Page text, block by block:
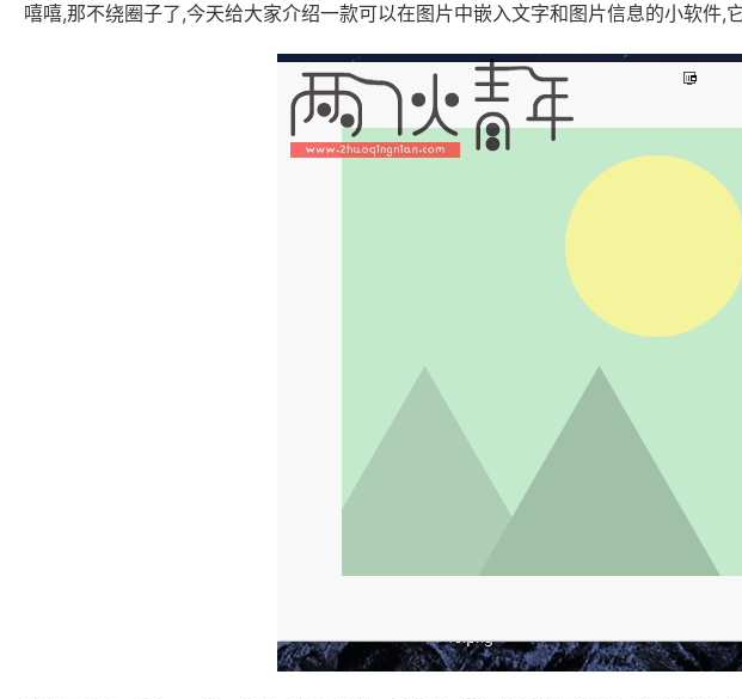
嘻嘻,那不绕圈子了,今天给大家介绍一款可以在图片中嵌入文字和图片信息的小软件,